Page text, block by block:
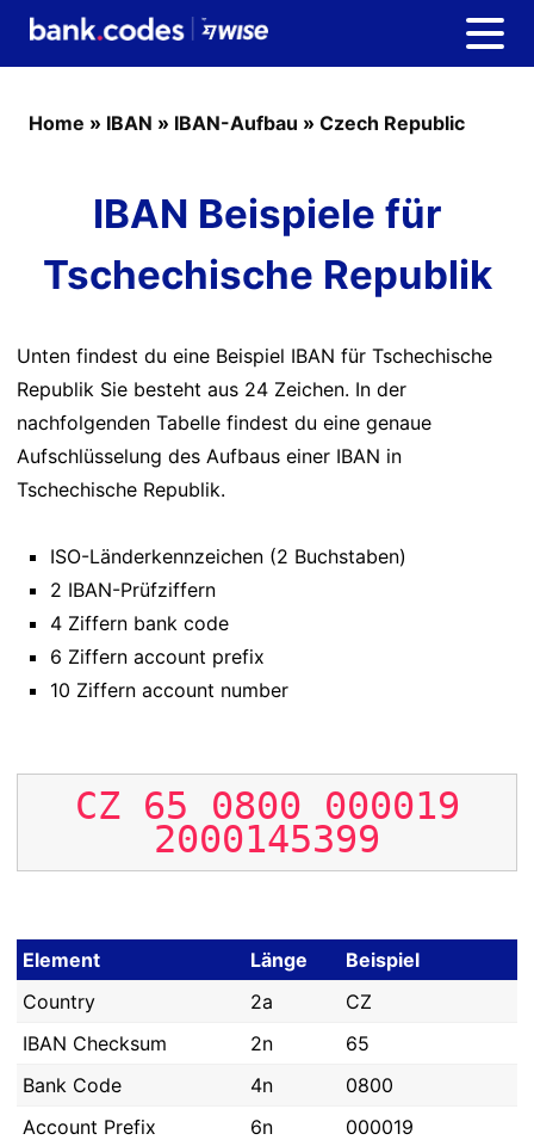
Home » IBAN » IBAN-Aufbau » Czech Republic
IBAN Beispiele für
Tschechische Republik
Unten findest du eine Beispiel IBAN für Tschechische
Republik Sie besteht aus 24 Zeichen. In der
nachfolgenden Tabelle findest du eine genaue
Aufschlüsselung des Aufbaus einer IBAN in
Tschechische Republik.
ISO-Länderkennzeichen (2 Buchstaben)
2 IBAN-Prüfziffern
4 Ziffern bank code
6 Ziffern account prefix
10 Ziffern account number
CZ 65 0800 000019
2000145399
Element Länge
Beispiel
Country
2a
CZ
IBAN Checksum
2n
65
Bank Code
4n
0800
Account Prefix
6n
000019